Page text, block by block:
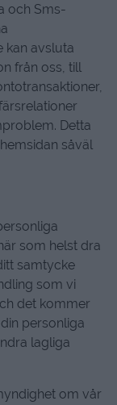
och Sms-
kan avsluta
från oss, till
Detta
såväl
som helst dra
samtycke
som vi
det kommer
personliga
lagliga
om vår